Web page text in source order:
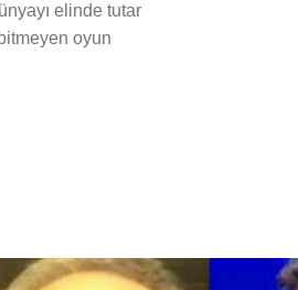
elinde tutar
oyun